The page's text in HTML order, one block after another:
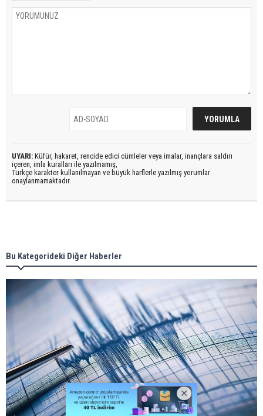
UYARI: Küfür, hakaret, rencide edici cümleler veya imalar, inançlara saldırı
içeren, imla kuralları ile yazılmamış,
Türkçe karakter kullanılmayan ve büyük harflerle yazılmış yorumlar
onaylanmamaktadır.
Bu Kategorideki Diğer Haberler